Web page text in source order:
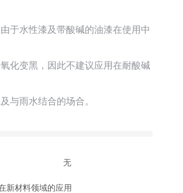
于水性漆及带酸碱的油漆在使用中
化变黑，因此不建议应用在耐酸碱
及与雨水结合的场合。
无
新材料领域的应用